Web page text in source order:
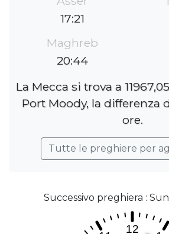
17:21
Maghreb
20:44
La Mecca si trova a
Port Moody, la differenza
ore.
Tutte le preghiere per
Successivo preghiera :